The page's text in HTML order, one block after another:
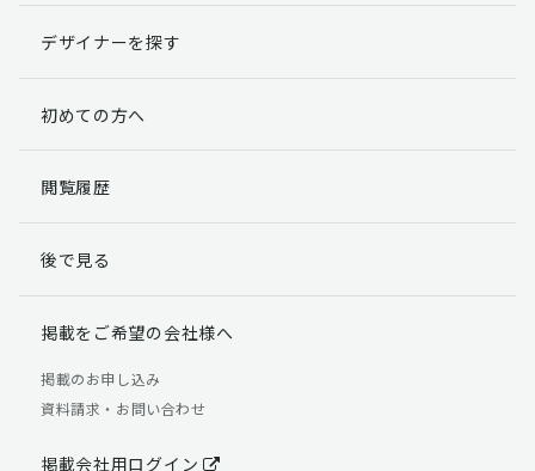
す。
らかじめご了承ください。
個人情報の開示請求について
る権利があります。
「個人情報の取り扱いについて」
【お問合せ先】 個人情報問合せ窓口
TEL：03-5411-7891（平日9:00 ～ 18:00）
デザイナーを探す
初めての方へ
閲覧履歴
後で見る
掲載をご希望の会社様へ
掲載のお申し込み
資料請求・お問い合わせ
掲載会社用ログイン